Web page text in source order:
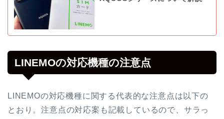
LINEMOの対応機種の注意点
LINEMOの対応機種に関する代表的な注意点は以下の
とおり。注意点の対応案も記載しているので、サラっ